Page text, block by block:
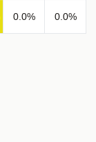
0.0% 0.0%